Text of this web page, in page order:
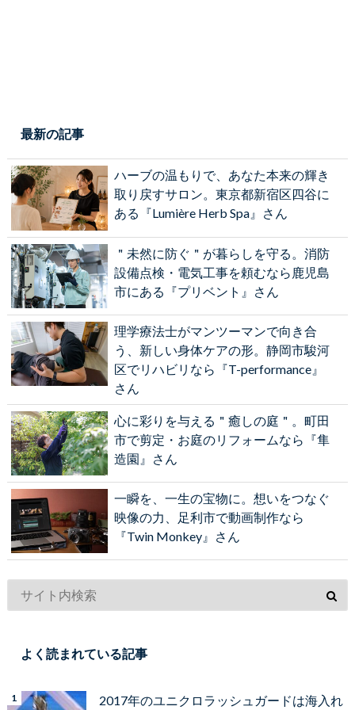
最新の記事
ハーブの温もりで、あなた本来の輝き
取り戻すサロン。東京都新宿区四谷に
ある『Lumière Herb Spa』さん
＂未然に防ぐ＂が暮らしを守る。消防
設備点検・電気工事を頼むなら鹿児島
市にある『プリベント』さん
理学療法士がマンツーマンで向き合
う、新しい身体ケアの形。静岡市駿河
区でリハビリなら『T-performance』
さん
心に彩りを与える＂癒しの庭＂。町田
市で剪定・お庭のリフォームなら『隼
造園』さん
一瞬を、一生の宝物に。想いをつなぐ
映像の力、足利市で動画制作なら
『Twin Monkey』さん
よく読まれている記事
2017年のユニクロラッシュガードは海入れ